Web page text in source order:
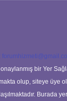
bir Yer
olup, siteye